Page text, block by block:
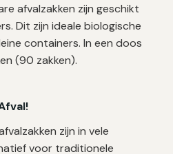
afvalzakken zijn geschikt
Dit zijn ideale biologische
containers. In een doos
(90 zakken).
zijn in vele
voor traditionele